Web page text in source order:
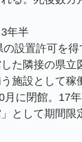
年半
設置許可を
た隣接の県
施設として
に閉館。17
」として期間